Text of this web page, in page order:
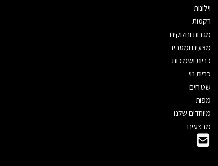
וילונות
רקמות
מגבות וחלוקים
מצעים ומסביב
כריות ושמיכות
כריות נוי
שטיחים
מפות
מיוחדים שלנו
מבצעים